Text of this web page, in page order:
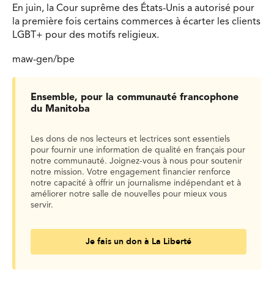
En juin, la Cour suprême des États-Unis a autorisé pour
la première fois certains commerces à écarter les clients
LGBT+ pour des motifs religieux.
maw-gen/bpe
Ensemble, pour la communauté francophone
du Manitoba
Les dons de nos lecteurs et lectrices sont essentiels
pour fournir une information de qualité en français pour
notre communauté. Joignez-vous à nous pour soutenir
notre mission. Votre engagement financier renforce
notre capacité à offrir un journalisme indépendant et à
améliorer notre salle de nouvelles pour mieux vous
servir.
Je fais un don à La Liberté